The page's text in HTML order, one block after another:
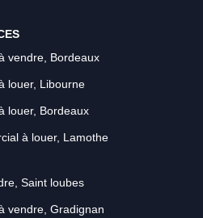
vendre, Bordeaux
louer, Libourne
louer, Bordeaux
à louer, Lamothe
Saint loubes
vendre, Gradignan